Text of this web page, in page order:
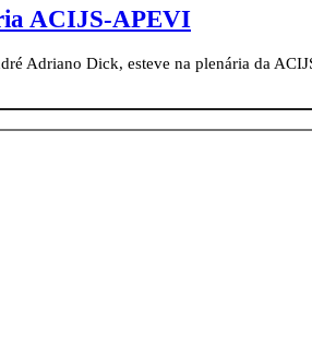
ACIJS-APEVI
Adriano Dick, esteve na plenária da